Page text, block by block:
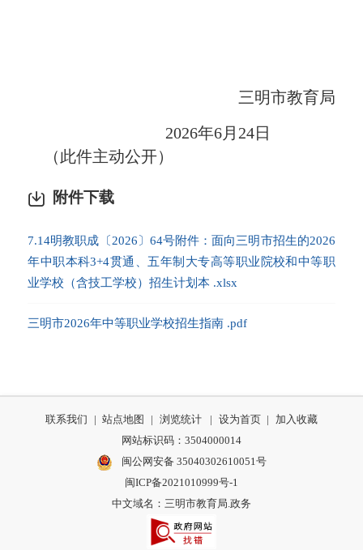
三明市教育局
2026年6月 24日
（此件主动公开）
附件下载
7.14明教职成〔2026〕64号附件：面向三明市招生的2026
年中职本科3+4贯通、五年制大专高等职业院校和中等职
业学校（含技工学校）招生计划本 .xlsx
三明市2026年中等职业学校招生指南 .pdf
联系我们 | 站点地图 | 浏览统计 | 设为首页 |
加入收藏
网站标识码：3504000014
闽公网安备 35040302610051号
闽ICP备2021010999号-1
中文域名：三明市教育局.政务